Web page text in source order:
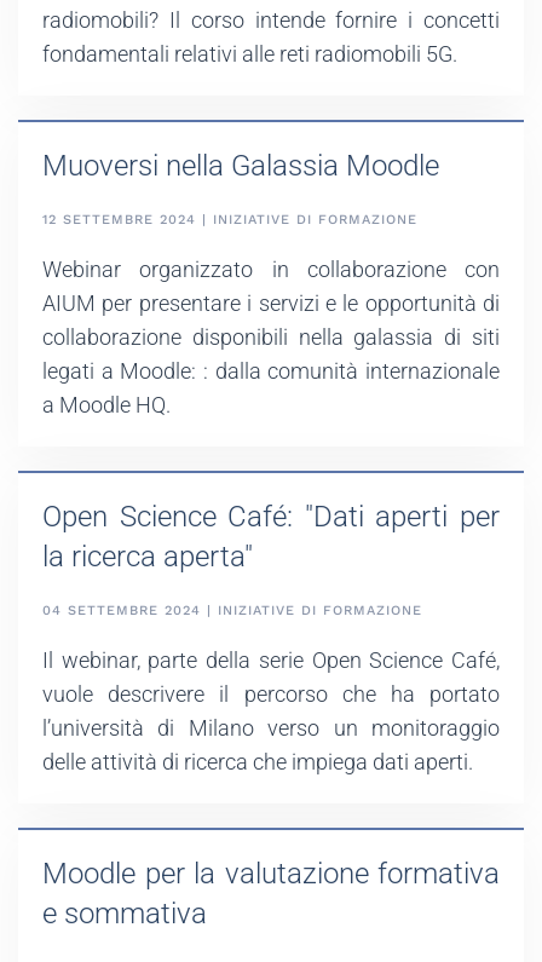
radiomobili? Il corso intende fornire i concetti
fondamentali relativi alle reti radiomobili 5G.
Muoversi nella Galassia Moodle
12 SETTEMBRE 2024 | INIZIATIVE DI FORMAZIONE
Webinar organizzato in collaborazione con
AIUM per presentare i servizi e le opportunità di
collaborazione disponibili nella galassia di siti
legati a Moodle: : dalla comunità internazionale
a Moodle HQ.
Open Science Café: "Dati aperti per
la ricerca aperta"
04 SETTEMBRE 2024 | INIZIATIVE DI FORMAZIONE
Il webinar, parte della serie Open Science Café,
vuole descrivere il percorso che ha portato
l’università di Milano verso un monitoraggio
delle attività di ricerca che impiega dati aperti.
Moodle per la valutazione formativa
e sommativa